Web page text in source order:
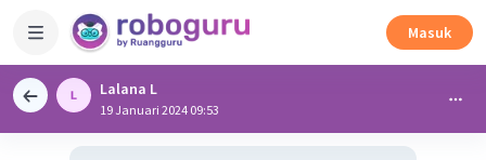
Masuk
Lalana L
19 Januari 2024 09:53